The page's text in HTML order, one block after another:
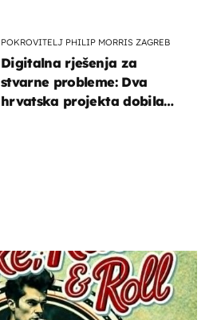
POKROVITELJ PHILIP MORRIS ZAGREB
Digitalna rješenja za
stvarne probleme: Dva
hrvatska projekta dobila